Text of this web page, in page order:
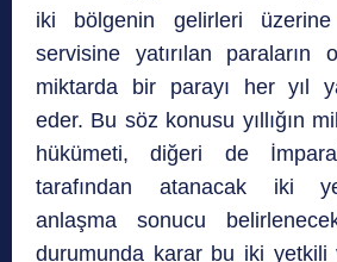
iki bölgenin gelirleri
servisine yatırılan paraların
miktarda bir parayı her yıl
eder. Bu söz konusu yıllığın
hükümeti, diğeri de
tarafından atanacak iki
anlaşma sonucu
durumunda karar bu iki yetkili